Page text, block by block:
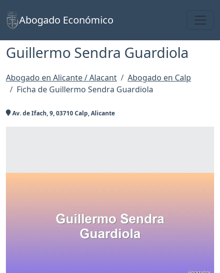
Abogado Económico
Guillermo Sendra Guardiola
Abogado en Alicante / Alacant
Abogado en Calp
Ficha de Guillermo Sendra Guardiola
Av. de Ifach, 9, 03710 Calp, Alicante